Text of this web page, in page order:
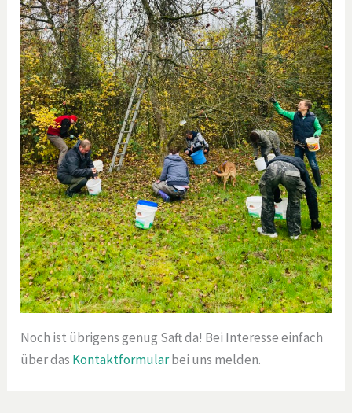
Noch ist übrigens genug Saft da! Bei Interesse einfach
über das Kontaktformularbei uns melden.